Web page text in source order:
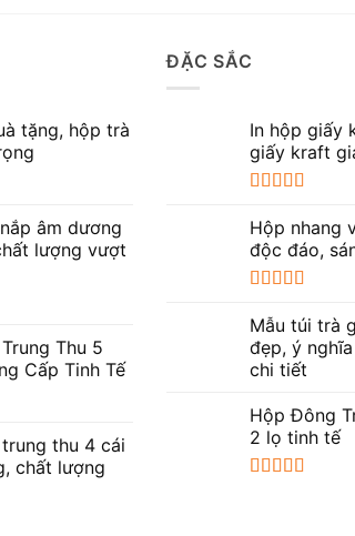
tặng, hộp trà
âm dương
lượng vượt
Thu 5
Cấp Tinh Tế
thu 4 cái
chất lượng
ĐẶC SẮC
In hộp giấy
giấy kraft
hạng 5.005
sao
Hộp nhang
độc đáo,
hạng 5.005
sao
Mẫu túi trà
đẹp, ý
chi tiết
Hộp Đông
2 lọ tinh tế